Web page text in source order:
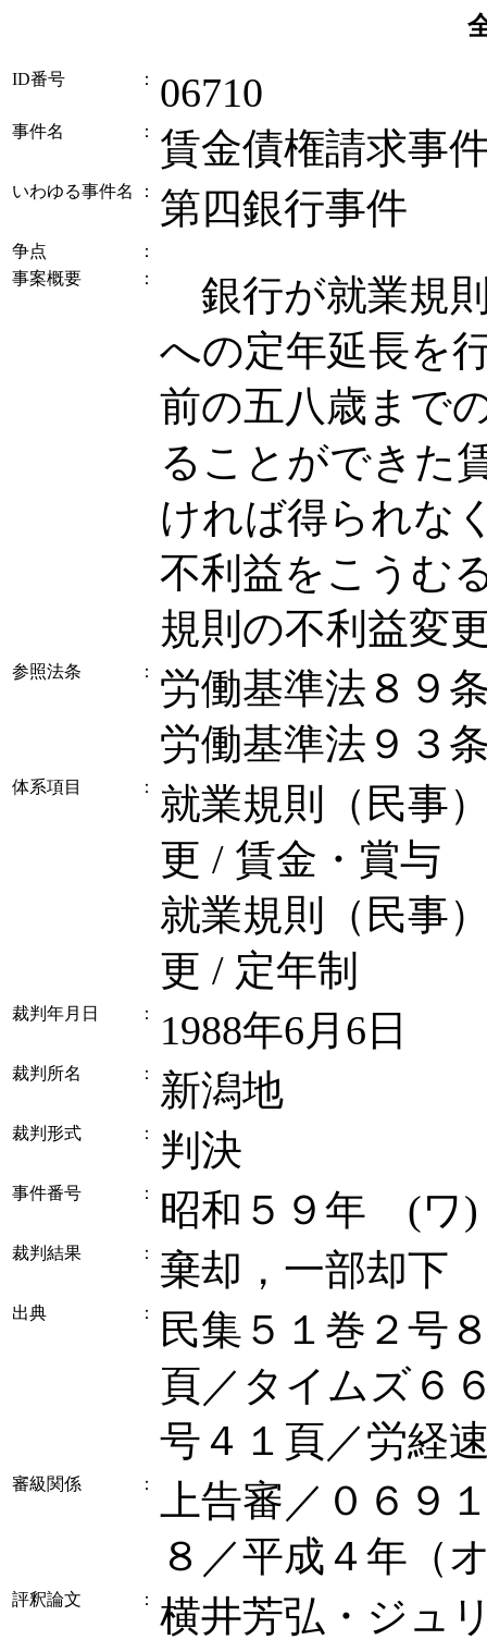
ID番号 ： 06710
事件名 ： 賃金債権請求事
いわゆる事件名 ： 第四銀行事件
争点
：
事案概要
：
銀行が就業規
への定年延長を
前の五八歳まで
ることができた
ければ得られな
不利益をこうむ
規則の不利益変
参照法条 ：
労働基準法８９
労働基準法９３
体系項目 ：
就業規則（民事
更 / 賃金・賞与
就業規則（民事
更 / 定年制
裁判年月日 ： 1988年6月6日
裁判所名 ： 新潟地
裁判形式 ： 判決
事件番号 ： 昭和５９年 (
裁判結果 ： 棄却，一部却下
出典 ：
民集５１巻２号
頁／タイムズ６
号４１頁／労経
審級関係 ：
上告審／０６
８／平成４年（
評釈論文 ：
横井芳弘・ジュ